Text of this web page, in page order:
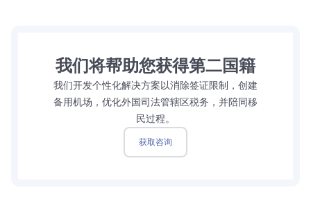
我们将帮助您获得第二国籍
我们开发个性化解决方案以消除签证限制，创建
备用机场，优化外国司法管辖区税务，并陪同移
民过程。
获取咨询